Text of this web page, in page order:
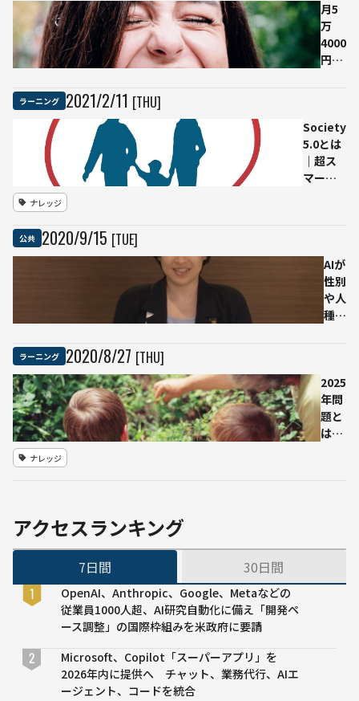
を低
下さ
せる
懸念
す警
鐘
や農
作物
の被
害を
体職
員の
業務
削減
月5
万
4000
円の
ンカ
ム実
験
「働
る」
「タ
バコ
や酒
は誤
り、
米カ
リフ
ラーニング 2021/2/11 [THU]
Society
5.0とは
｜超ス
マート
社会問
題につ
いて
ナレッジ
公共 2020/9/15 [TUE]
AIが
性別
や人
種で
暴走
では
ない
理由
る
ラーニング 2020/8/27 [THU]
2025
年問
題と
は｜
題と
活躍
ナレッジ
アクセスランキング
7日間 30日間
OpenAI、Anthropic、Google、Metaなどの
従業員1000人超、AI研究自動化に備え「開発ペ
ース調整」の国際枠組みを米政府に要請
Microsoft、Copilot「スーパーアプリ」を
2026年内に提供へ チャット、業務代行、AIエ
ージェント、コードを統合